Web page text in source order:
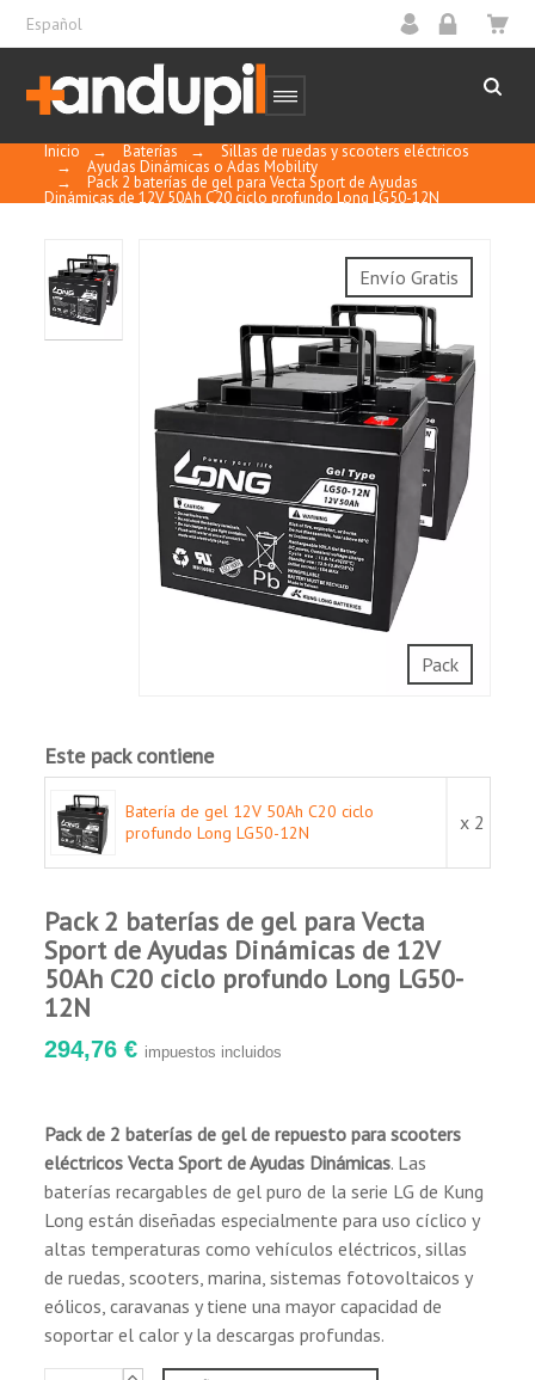
Español
Inicio → Baterías → Sillas de ruedas y scooters eléctricos
→ Ayudas Dinámicas o Adas Mobility
→ Pack 2 baterías de gel para Vecta Sport de Ayudas
Dinámicas de 12V 50Ah C20 ciclo profundo Long LG50-12N
Pack
Envío Gratis
Este pack contiene
Batería de gel 12V 50Ah C20 ciclo
profundo Long LG50-12N
x 2
Pack 2 baterías de gel para Vecta
Sport de Ayudas Dinámicas de 12V
50Ah C20 ciclo profundo Long LG50-
12N
294,76 € impuestos incluidos
Pack de 2 baterías de gel de repuesto para scooters
eléctricosVecta Sport de Ayudas Dinámicas. Las
baterías recargables de gel puro de la serie LG de Kung
Long están diseñadas especialmente para uso cíclico y
altas temperaturas como vehículos eléctricos, sillas
de ruedas, scooters, marina, sistemas fotovoltaicos y
eólicos, caravanas y tiene una mayor capacidad de
soportar el calor y la descargas profundas.
Sin mantenimiento, sin necesidad de añadir
Sellada y regulada por válvula.
A prueba de derrames y fugas.
Se pueden instalar en posición vertical u
horizontal.
Ofrece una mayor vida cíclica útil.
Material de la caja ABS (el ABS retardante de
llama es opcional).
Adecuada para reserva, uso y almacenamiento
de energía.
Buena capacidad de recuperación de descarga
Cumple con los requisitos de transporte
Aplicaciones:
Vehículos eléctricos.
Equipos médicos.
Sistemas de seguridad y contraincendios.
Instalaciones fotovoltaicas y eólicas.